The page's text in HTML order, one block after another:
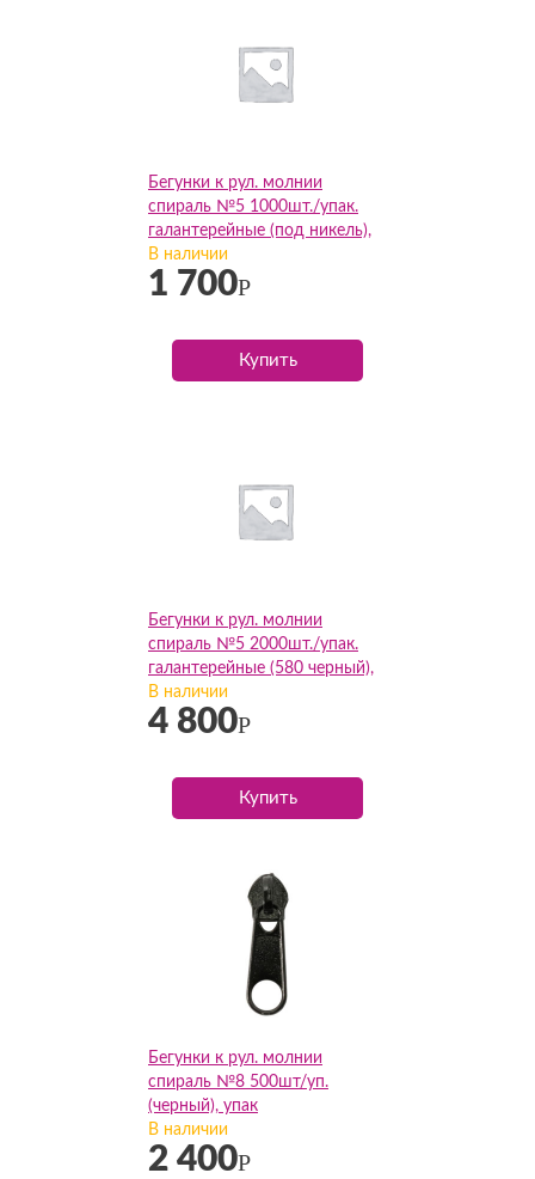
Бегунки к рул. молнии
спираль №5 1000шт./упак.
галантерейные (под никель),
упак
В наличии
1 700Р
Купить
Бегунки к рул. молнии
спираль №5 2000шт./упак.
галантерейные (580 черный),
упак
В наличии
4 800Р
Купить
Бегунки к рул. молнии
спираль №8 500шт/уп.
(черный), упак
В наличии
2 400Р